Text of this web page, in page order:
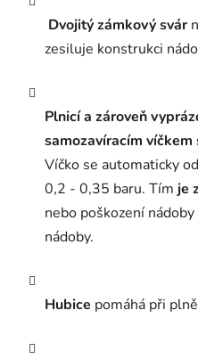
Dvojitý zámkový svár
zesiluje konstrukci
Plnicí a zároveň
samozavíracím
Víčko se automaticky
0,2 - 0,35 baru. Tím je
nebo poškození
nádoby.
Hubice pomáhá při